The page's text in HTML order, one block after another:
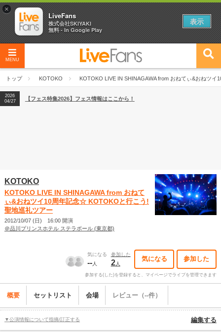
MENU
トップ KOTOKO KOTOKO LIVE IN SHINAGAWA from おねてぃ&おねツ
2026
04/27
2026
【ライブ動員ランキング】2026年上半期編発表！
2026
04/27
【フェス特集2026】フェス情報はここから！
KOTOKO
KOTOKO LIVE IN SHINAGAWA from おねて
ぃ&おねツイ10周年記念☆ KOTOKOと行こう!
聖地巡礼ツアー
2012/10/07 (日) 16:00 開演
＠品川プリンスホテル ステラボール (東京都)
気になる
--人
参加した
2人
気になる 参加した
参加する(した)を登録すると、マイページでライブを管理できます
概要 セットリスト 会場 レビュー（--件）
▼公演情報について指摘/訂正する 編集する
×
LiveFans
株式会社SKIYAKI
無料 - In Google Play
表示